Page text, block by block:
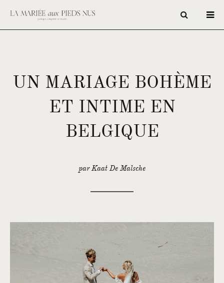
UN MARIAGE BOHÈME
ET INTIME EN
BELGIQUE
par Kaat De Malsche